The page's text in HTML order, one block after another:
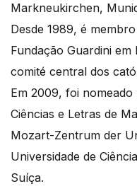
Markneukirchen,
Desde 1989, é
Fundação Guardini
comité central dos
Em 2009, foi
Ciências e Letras de
Mozart-Zentrum der
Universidade de
Suíça.